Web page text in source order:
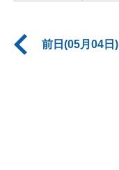
前日(05月04日)